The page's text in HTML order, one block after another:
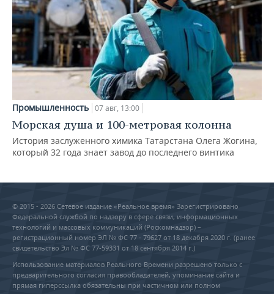
Промышленность 07 авг, 13:00
Морская душа и 100-метровая колонна
История заслуженного химика Татарстана Олега Жогина,
который 32 года знает завод до последнего винтика
© 2015 - 2026 Сетевое издание «Реальное время» Зарегистрировано
Федеральной службой по надзору в сфере связи, информационных
технологий и массовых коммуникаций (Роскомнадзор) –
регистрационный номер ЭЛ № ФС 77 - 79627 от 18 декабря 2020 г. (ранее
свидетельство Эл № ФС 77-59331 от 18 сентября 2014 г.)
Использование материалов Реального Времени разрешено только с
предварительного согласия правообладателей, упоминание сайта и
прямая гиперссылка обязательны при частичном или полном